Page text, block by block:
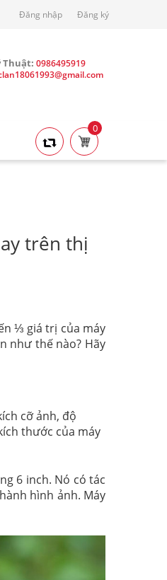
Đăng nhập Đăng ký
Thuật:0986495919
0
trên thị
⅓ giá trị của máy
như thế nào? Hãy
cỡ ảnh, độ
thước của máy
6 inch. Nó có tác
hình ảnh. Máy